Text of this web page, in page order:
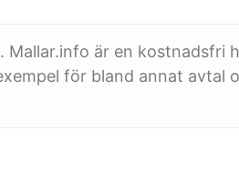
är en kostnadsfri
för bland annat avtal